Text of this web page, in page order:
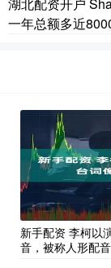
一年总额多近
新手配资 李柯以
音，被称人形配